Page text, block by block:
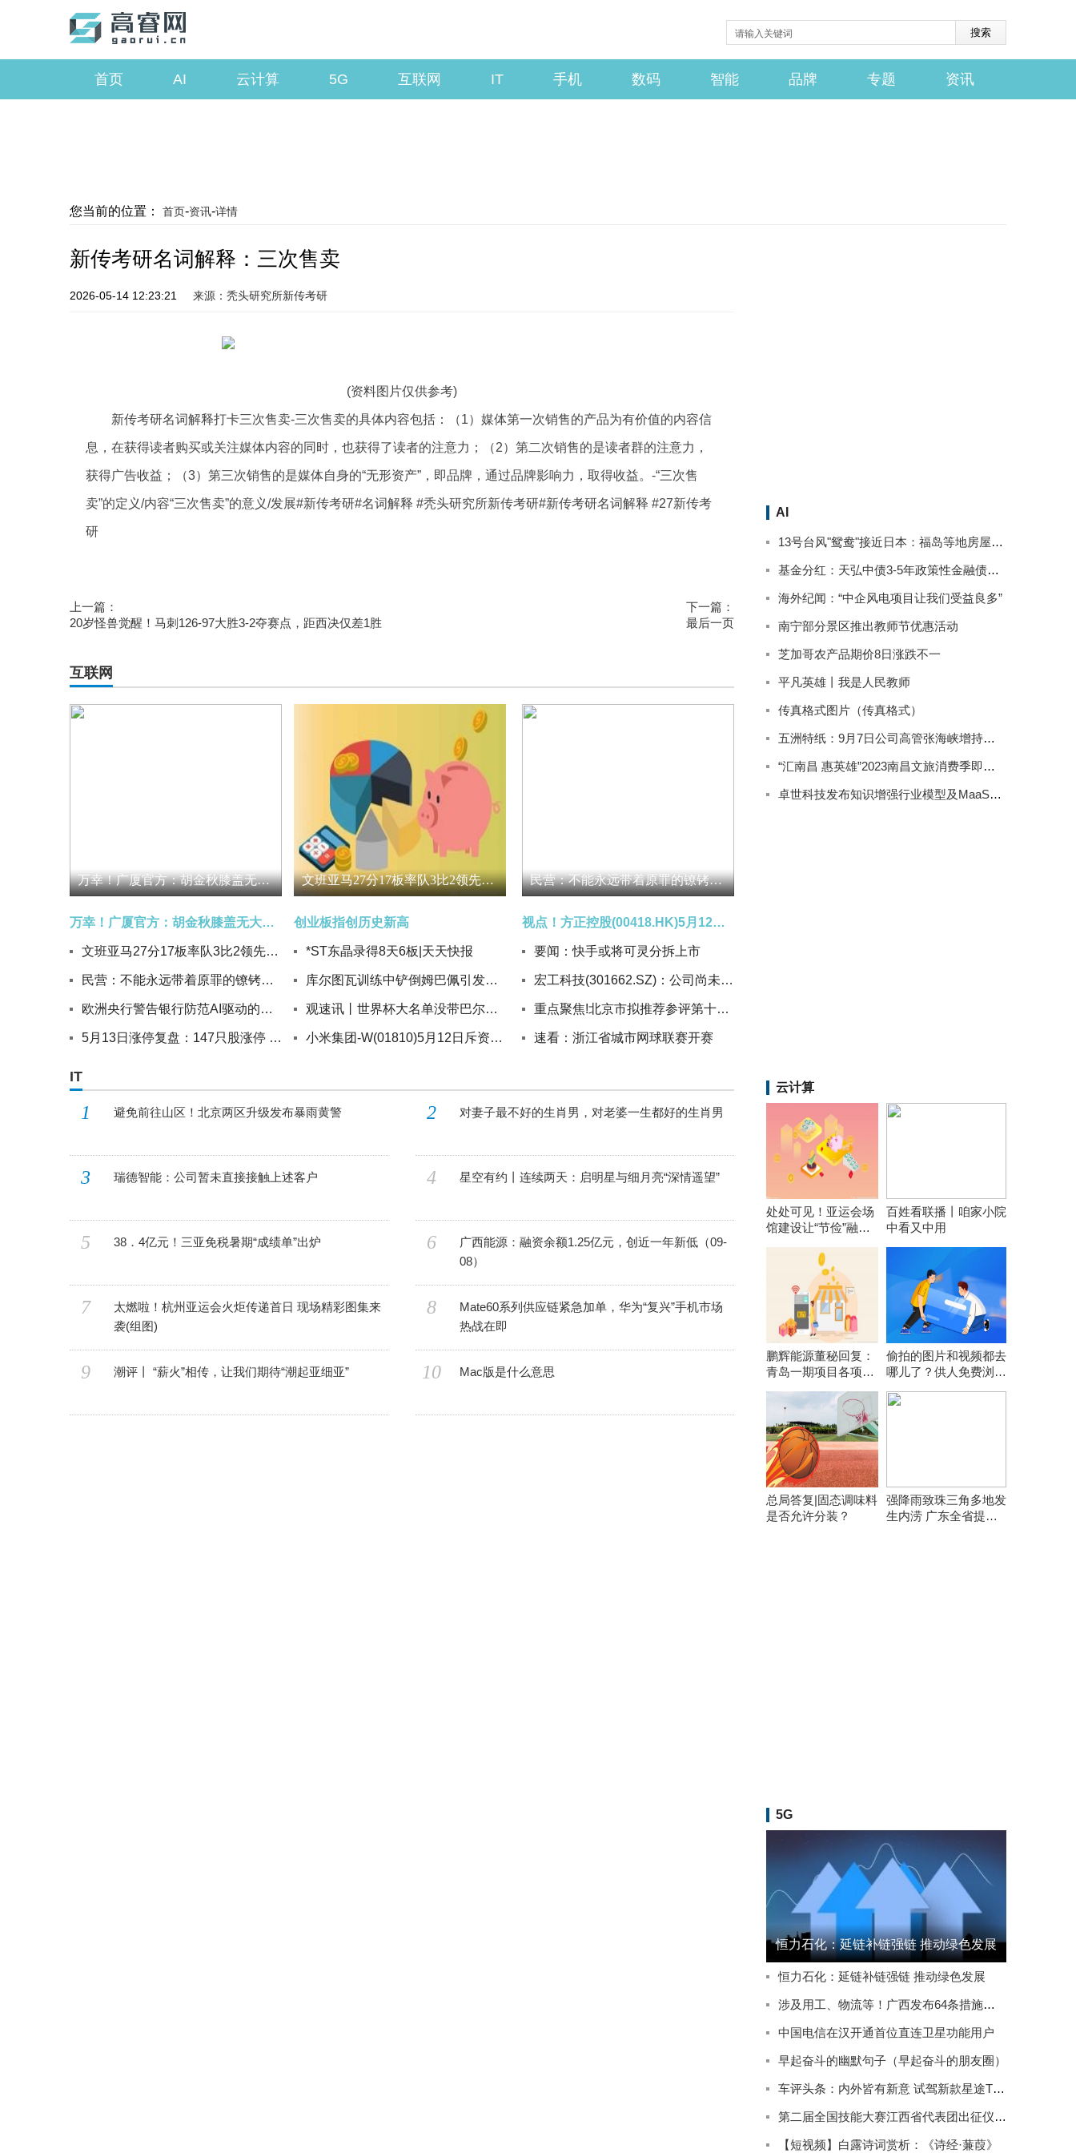
首页 AI 云计算 5G 互联网 IT 手机 数码 智能 品牌 专题 资讯
您当前的位置： 首页-资讯-详情
新传考研名词解释：三次售卖
2026-05-14 12:23:21 来源：秃头研究所新传考研
(资料图片仅供参考)
新传考研名词解释打卡三次售卖-三次售卖的具体内容包括：（1）媒体第一次销售的产品为有价值的内容信
息，在获得读者购买或关注媒体内容的同时，也获得了读者的注意力；（2）第二次销售的是读者群的注意力，
获得广告收益；（3）第三次销售的是媒体自身的“无形资产”，即品牌，通过品牌影响力，取得收益。-“三次售
卖”的定义/内容“三次售卖”的意义/发展#新传考研#名词解释 #秃头研究所新传考研#新传考研名词解释 #27新传考
研
上一篇：
20岁怪兽觉醒！马刺126-97大胜3-2夺赛点，距西决仅差1胜
下一篇：
最后一页
互联网
万幸！广厦官方：胡金秋膝盖无大碍，骨头韧带都没大问题-速看
万幸！广厦官方：胡金秋膝盖无大碍，骨头韧带都没大问题-速看
文班亚马27分17板率队3比2领先，呼吁外界别再纠结肘击事件
民营：不能永远带着原罪的镣铐前行
欧洲央行警告银行防范AI驱动的网络风险
5月13日涨停复盘：147只股涨停 润建股份7天4板-今日热闻
文班亚马27分17板率队3比2领先，呼吁外界别再纠结肘击事件
创业板指创历史新高
*ST东晶录得8天6板|天天快报
库尔图瓦训练中铲倒姆巴佩引发热议_焦点热文
观速讯丨世界杯大名单没带巴尔德吉等人，瑞典前国脚圭代蒂怒喷波特
小米集团-W(01810)5月12日斥资9999.75万港元回购317.26万股|热文
民营：不能永远带着原罪的镣铐前行
视点！方正控股(00418.HK)5月12日耗资8.76万港元回购12万股
要闻：快手或将可灵分拆上市
宏工科技(301662.SZ)：公司尚未与宁德时代合资成立公司
重点聚焦!北京市拟推荐参评第十九届长江韬奋奖人员材料公示公告
速看：浙江省城市网球联赛开赛
IT
1 避免前往山区！北京两区升级发布暴雨黄警 2 对妻子最不好的生肖男，对老婆一生都好的生肖男
3 瑞德智能：公司暂未直接接触上述客户 4 星空有约丨连续两天：启明星与细月亮“深情遥望”
5 38．4亿元！三亚免税暑期“成绩单”出炉 6
广西能源：融资余额1.25亿元，创近一年新低（09-
08）
7
太燃啦！杭州亚运会火炬传递首日 现场精彩图集来
袭(组图)
8
Mate60系列供应链紧急加单，华为“复兴”手机市场
热战在即
9 潮评丨 “薪火”相传，让我们期待“潮起亚细亚” 10 Mac版是什么意思
AI
13号台风"鸳鸯"接近日本：福岛等地房屋被淹停电 已致2人死亡
基金分红：天弘中债3-5年政策性金融债基金9月13日分红
海外纪闻：“中企风电项目让我们受益良多”
南宁部分景区推出教师节优惠活动
芝加哥农产品期价8日涨跌不一
平凡英雄丨我是人民教师
传真格式图片（传真格式）
五洲特纸：9月7日公司高管张海峡增持公司股份合计2000股
“汇南昌 惠英雄”2023南昌文旅消费季即将精彩来袭
卓世科技发布知识增强行业模型及MaaS产品系列
云计算
处处可见！亚运会场
馆建设让“节俭”融入
百姓看联播丨咱家小院
中看又中用
鹏辉能源董秘回复：
青岛一期项目各项前
进，计划年内开工建
偷拍的图片和视频都去
哪儿了？供人免费浏览
总局答复|固态调味料
是否允许分装？
强降雨致珠三角多地发
生内涝 广东全省提前
5G
恒力石化：延链补链强链 推动绿色发展
恒力石化：延链补链强链 推动绿色发展
涉及用工、物流等！广西发布64条措施推动实体经济高质量发展
中国电信在汉开通首位直连卫星功能用户
早起奋斗的幽默句子（早起奋斗的朋友圈）
车评头条：内外皆有新意 试驾新款星途TXL四驱星尊版
第二届全国技能大赛江西省代表团出征仪式在南昌举行
【短视频】白露诗词赏析：《诗经·蒹葭》